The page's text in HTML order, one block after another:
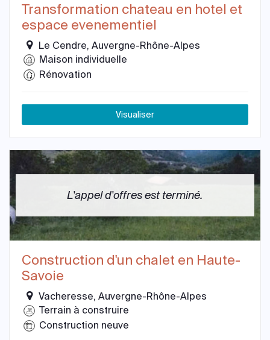
Transformation chateau en hotel et
espace evenementiel
Le Cendre, Auvergne-Rhône-Alpes
Maison individuelle
Rénovation
Visualiser
L'appel d'offres est terminé.
Construction d'un chalet en Haute-
Savoie
Vacheresse, Auvergne-Rhône-Alpes
Terrain à construire
Construction neuve